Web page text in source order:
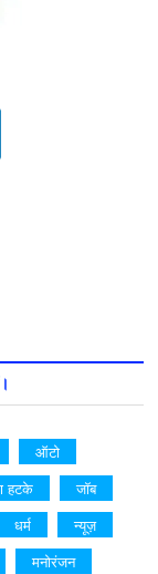
ऑटो
हटके
जॉब
धर्म
न्यूज़
मनोरंजन